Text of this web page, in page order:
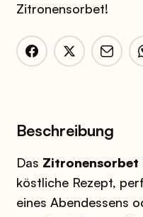
Zitronensorbet!
Beschreibung
Das Zitronensorbet
köstliche Rezept,
eines Abendessens